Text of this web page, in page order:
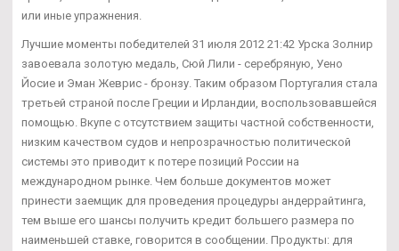
или иные упражнения.
Лучшие моменты победителей 31 июля 2012 21:42 Урска Золнир
завоевала золотую медаль, Сюй Лили - серебряную, Уено
Йосие и Эман Жеврис - бронзу. Таким образом Португалия стала
третьей страной после Греции и Ирландии, воспользовавшейся
помощью. Вкупе с отсутствием защиты частной собственности,
низким качеством судов и непрозрачностью политической
системы это приводит к потере позиций России на
международном рынке. Чем больше документов может
принести заемщик для проведения процедуры андеррайтинга,
тем выше его шансы получить кредит большего размера по
наименьшей ставке, говорится в сообщении. Продукты: для